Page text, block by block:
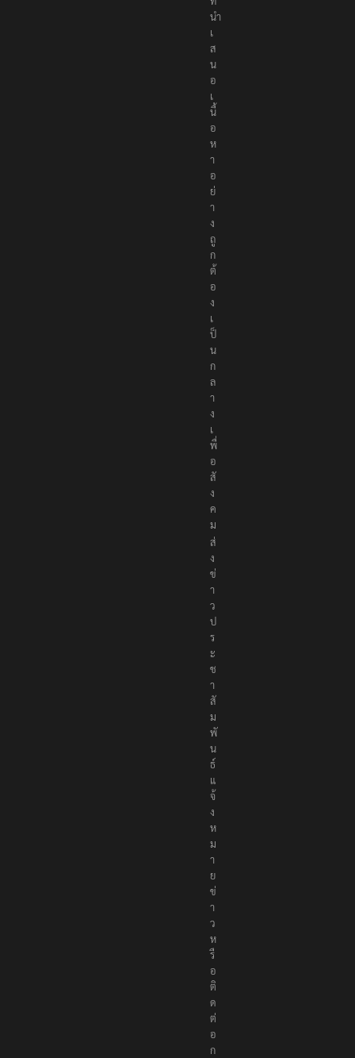
นำ
เ
ส
น
อ
เ
นื้
อ
ห
า
อ
ย่
า
ง
ถู
ก
ต้
อ
ง
เ
ป็
น
ก
ล
า
ง
เ
พื่
อ
สั
ง
ค
ม
ส่
ง
ข่
า
ว
ป
ร
ะ
ช
า
สั
ม
พั
น
ธ์
แ
จ้
ง
ห
ม
า
ย
ข่
า
ว
ห
รื
อ
ติ
ด
ต่
อ
ก